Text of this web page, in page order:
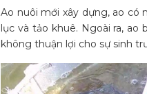
Ao nuôi mới xây dựng, ao có
lục và tảo khuê. Ngoài ra,
không thuận lợi cho sự sinh